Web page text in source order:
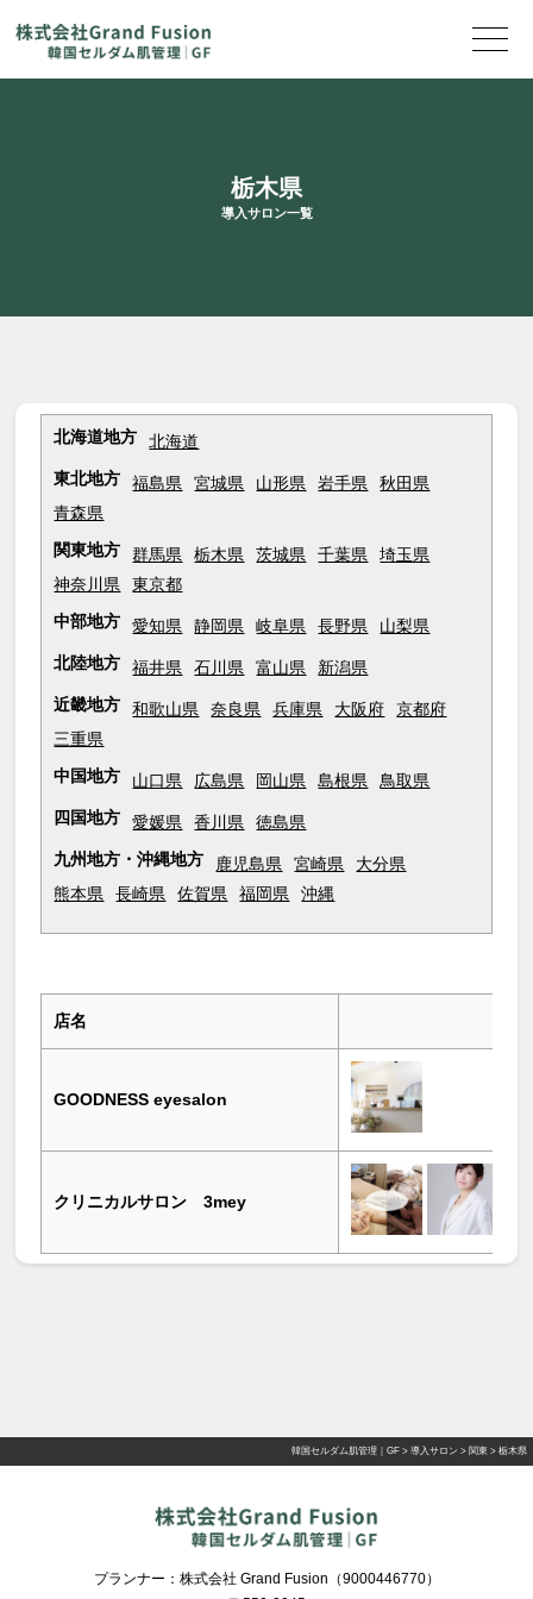
栃木県
導入サロン一覧
北海道地方
北海道
東北地方
福島県 宮城県 山形県 岩手県
秋田県
青森県
関東地方
群馬県 栃木県 茨城県 千葉県
埼玉県
神奈川県
東京都
中部地方
愛知県 静岡県 岐阜県 長野県
山梨県
北陸地方
福井県 石川県 富山県
新潟県
近畿地方
和歌山県 奈良県 兵庫県 大阪府
京都府
三重県
中国地方
山口県 広島県 岡山県 島根県
鳥取県
四国地方
愛媛県 香川県
徳島県
九州地方・沖縄地方
鹿児島県 宮崎県
大分県
熊本県
長崎県 佐賀県 福岡県 沖縄
店名
GOODNESS eyesalon
クリニカルサロン 3mey
韓国セルダム肌管理｜GF > 導入サロン > 関東 > 栃木県
プランナー：株式会社 Grand Fusion（9000446770）